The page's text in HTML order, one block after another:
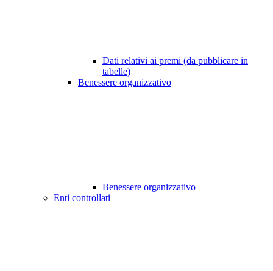
Dati relativi ai premi (da pubblicare in
tabelle)
Benessere organizzativo
Benessere organizzativo
Enti controllati